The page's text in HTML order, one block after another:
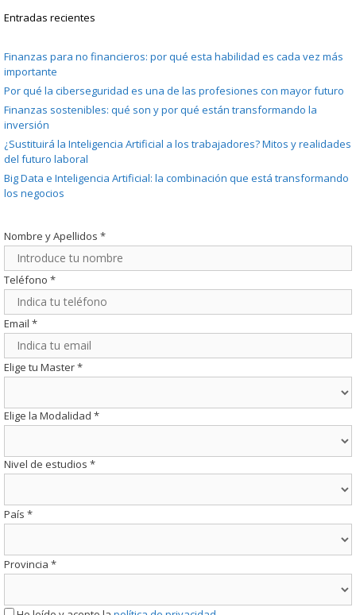
Entradas recientes
Finanzas para no financieros: por qué esta habilidad es cada vez más
importante
Por qué la ciberseguridad es una de las profesiones con mayor futuro
Finanzas sostenibles: qué son y por qué están transformando la
inversión
¿Sustituirá la Inteligencia Artificial a los trabajadores? Mitos y realidades
del futuro laboral
Big Data e Inteligencia Artificial: la combinación que está transformando
los negocios
Nombre y Apellidos *
Teléfono *
Email *
Elige tu Master*
Elige la Modalidad *
Nivel de estudios *
País *
Provincia *